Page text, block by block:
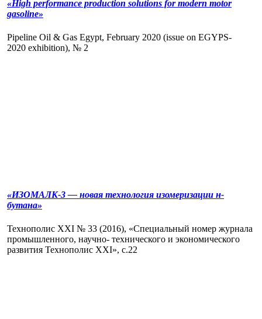
«High performance production solutions for modern motor
gasoline»
Pipeline Oil & Gas Egypt, February 2020 (issue on EGYPS-
2020 exhibition), № 2
«ИЗОМАЛК-3 — новая технология изомеризации н-
бутана»
Технополис XXI № 33 (2016), «Специальный номер журнала
промышленного, научно- технического и экономического
развития Технополис XXI», с.22